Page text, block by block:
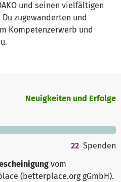
und seinen vielfältigen
zugewanderten und
Kompetenzerwerb und
Neuigkeiten und Erfolge
22 Spenden
vom
(betterplace.org gGmbH).